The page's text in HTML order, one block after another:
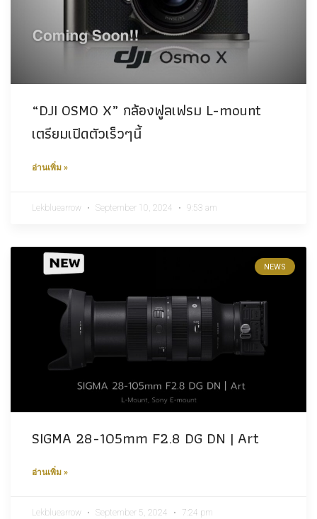
“DJI OSMO X” กล้องฟูลเฟรม L-mount
เตรียมเปิดตัวเร็วๆนี้
อ่านเพิ่ม »
Lekbluearrow September 10, 2024 9:53 am
NEWS
SIGMA 28-105mm F2.8 DG DN | Art
อ่านเพิ่ม »
Lekbluearrow September 5, 2024 7:24 pm